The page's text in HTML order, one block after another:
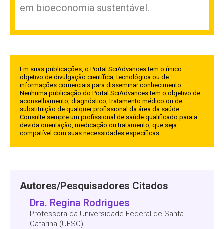
em bioeconomia sustentável.
Em suas publicações, o Portal SciAdvances tem o único
objetivo de divulgação científica, tecnológica ou de
informações comerciais para disseminar conhecimento.
Nenhuma publicação do Portal SciAdvances tem o objetivo de
aconselhamento, diagnóstico, tratamento médico ou de
substituição de qualquer profissional da área da saúde.
Consulte sempre um profissional de saúde qualificado para a
devida orientação, medicação ou tratamento, que seja
compatível com suas necessidades específicas.
Autores/Pesquisadores Citados
Dra. Regina Rodrigues
Professora da Universidade Federal de Santa
Catarina (UFSC)